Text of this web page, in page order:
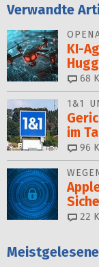
Verwandte
KI-
68
1&1
im
96
22